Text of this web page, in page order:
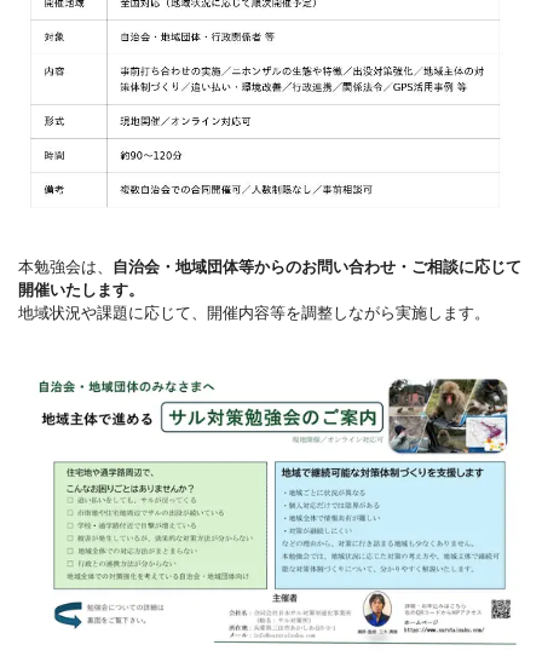
本勉強会は、 自治会・地域団体等からのお問い合わせ・ご相談に応じて
開催いたします。
地域状況や課題に応じて、開催内容等を調整しながら実施します。